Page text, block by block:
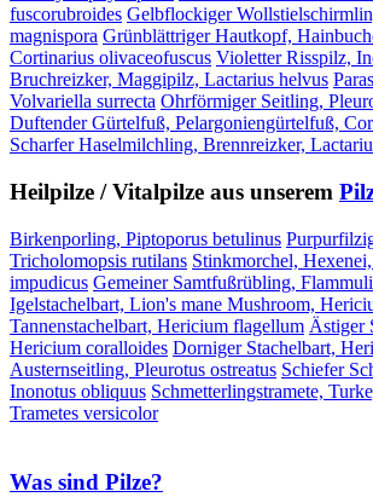
fuscorubroides Gelbflockiger
magnispora Grünblättriger Hautkopf,
Cortinarius olivaceofuscus Violetter Risspilz,
Bruchreizker, Maggipilz, Lactarius helvus
Volvariella surrecta Ohrförmiger Seitling,
Duftender Gürtelfuß, Pelargoniengürtelfuß,
Scharfer Haselmilchling, Brennreizker,
Heilpilze / Vitalpilze aus unserem
Birkenporling, Piptoporus betulinus
Tricholomopsis rutilans Stinkmorchel,
impudicus Gemeiner Samtfußrübling,
Igelstachelbart, Lion's mane Mushroom,
Tannenstachelbart, Hericium flagellum Ästiger
Hericium coralloides Dorniger Stachelbart,
Austernseitling, Pleurotus ostreatus Schiefer
Inonotus obliquus Schmetterlingstramete,
Trametes versicolor
Was sind Pilze?